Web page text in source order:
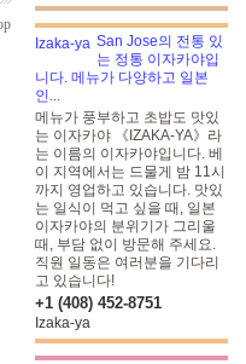
San Jose의 전통 있
는 정통 이자카야입
니다. 메뉴가 다양하고 일본
인...
메뉴가 풍부하고 초밥도 맛있
는 이자카야 《IZAKA-YA》라
는 이름의 이자카야입니다. 베
이 지역에서는 드물게 밤 11시
까지 영업하고 있습니다. 맛있
는 일식이 먹고 싶을 때, 일본
이자카야의 분위기가 그리울
때, 부담 없이 방문해 주세요.
직원 일동은 여러분을 기다리
고 있습니다!
+1 (408) 452-8751
Izaka-ya